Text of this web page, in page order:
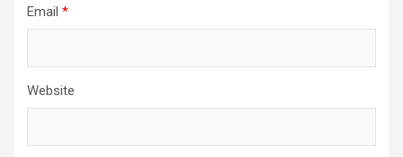
Email *
Website